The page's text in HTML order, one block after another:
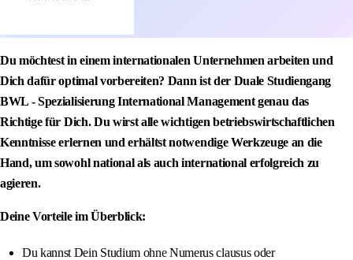
Du möchtest in einem internationalen Unternehmen arbeiten und
Dich dafür optimal vorbereiten? Dann ist der Duale Studiengang
BWL - Spezialisierung International Management genau das
Richtige für Dich. Du wirst alle wichtigen betriebswirtschaftlichen
Kenntnisse erlernen und erhältst notwendige Werkzeuge an die
Hand, um sowohl national als auch international erfolgreich zu
agieren.
Deine Vorteile im Überblick:
Du kannst Dein Studium ohne Numerus clausus oder